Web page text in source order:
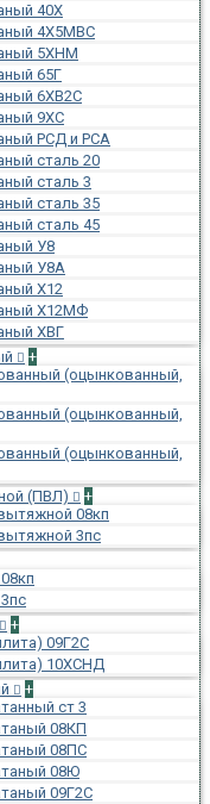
40Х
4Х5МВС
5ХНМ
65Г
6ХВ2С
9ХС
РСД и РСА
сталь 20
сталь 3
сталь 35
сталь 45
У8
У8А
Х12
Х12МФ
ХВГ
+
(оцынкованный,
(оцынкованный,
(оцынкованный,
(ПВЛ)
+
08кп
3пс
+
09Г2С
10ХСНД
+
ст 3
08КП
08ПС
08Ю
09Г2С